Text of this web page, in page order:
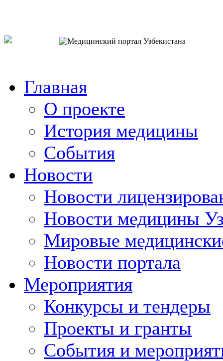
Главная
О проекте
История медицины
События
Новости
Новости
Новости медицины
Мировые
Новости портала
Мероприятия
Конкурсы и тендеры
Проекты и гранты
События и